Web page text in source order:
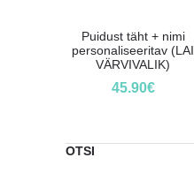
Puidust täht + nimi
personaliseeritav (LAI
VÄRVIVALIK)
45.90€
OTSI